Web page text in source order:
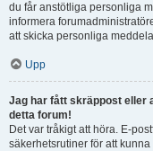
du får anstötliga personliga
informera
att skicka personliga
Upp
Jag har fått skräppost eller
detta forum!
Det var tråkigt att höra. E-
säkerhetsrutiner för att